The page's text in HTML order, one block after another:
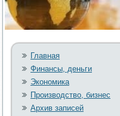
Главная
Финансы, деньги
Экономика
Производство, бизнес
Архив записей